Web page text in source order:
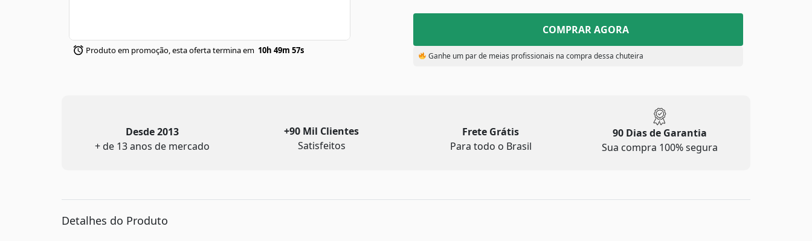
Produto em promoção, esta oferta termina em 10h 49m 57s
COMPRAR AGORA
Ganhe um par de meias profissionais na compra dessa chuteira
Desde 2013
+ de 13 anos de mercado
+90 Mil Clientes
Satisfeitos
Frete Grátis
Para todo o Brasil
90 Dias de Garantia
Sua compra 100% segura
Detalhes do Produto